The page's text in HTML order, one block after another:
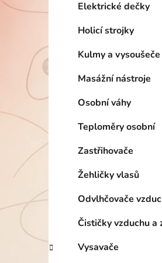
e
Elektrické dečky
Holicí strojky
Kulmy a
Masážní nástroje
Osobní váhy
Teploměry osobní
Zastřihovače
Žehličky vlasů
Odvlhčovače
Čističky vzduchu a
Vysavače